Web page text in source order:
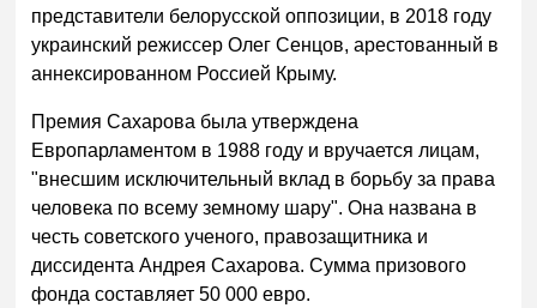
представители белорусской оппозиции, в 2018 году
украинский режиссер Олег Сенцов, арестованный в
аннексированном Россией Крыму.
Премия Сахарова была утверждена
Европарламентом в 1988 году и вручается лицам,
"внесшим исключительный вклад в борьбу за права
человека по всему земному шару". Она названа в
честь советского ученого, правозащитника и
диссидента Андрея Сахарова. Сумма призового
фонда составляет 50 000 евро.